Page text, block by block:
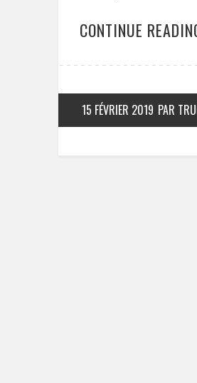
CONTINUE
15 FÉVRIER 2019 PAR